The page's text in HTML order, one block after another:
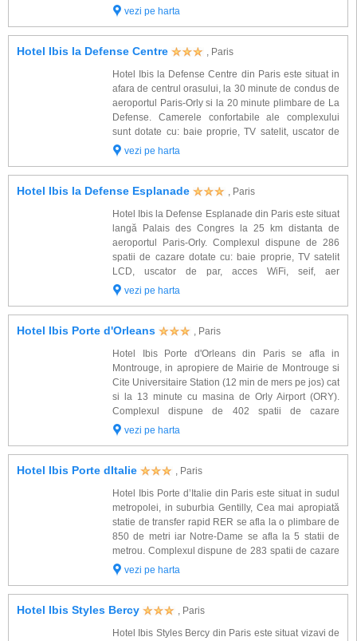
facilitati gasite la hotel Ibis Berthier: restaurant, bar,
vezi pe harta
Hotel Ibis la Defense Centre
, Paris
Hotel Ibis la Defense Centre din Paris este situat in
afara de centrul orasului, la 30 minute de condus de
aeroportul Paris-Orly si la 20 minute plimbare de La
Defense. Camerele confortabile ale complexului
sunt dotate cu: baie proprie, TV satelit, uscator de
par, telefon. Alte facilitati oferite la hotel Ibis la
vezi pe harta
Hotel Ibis la Defense Esplanade
, Paris
Hotel Ibis la Defense Esplanade din Paris este situat
langă Palais des Congres la 25 km distanta de
aeroportul Paris-Orly. Complexul dispune de 286
spatii de cazare dotate cu: baie proprie, TV satelit
LCD, uscator de par, acces WiFi, seif, aer
conditionat, telefon. Alte facilitati oferite la hotel Ibis
vezi pe harta
Hotel Ibis Porte d'Orleans
, Paris
Hotel Ibis Porte d'Orleans din Paris se afla in
Montrouge, in apropiere de Mairie de Montrouge si
Cite Universitaire Station (12 min de mers pe jos) cat
si la 13 minute cu masina de Orly Airport (ORY).
Complexul dispune de 402 spatii de cazare
amenajate modern si dotate cu: baie proprie, TV
vezi pe harta
Hotel Ibis Porte dItalie
, Paris
Hotel Ibis Porte d’Italie din Paris este situat in sudul
metropolei, in suburbia Gentilly, Cea mai apropiată
statie de transfer rapid RER se afla la o plimbare de
850 de metri iar Notre-Dame se afla la 5 statii de
metrou. Complexul dispune de 283 spatii de cazare
amenajate modern si dotate cu: baie proprie, TV
vezi pe harta
Hotel Ibis Styles Bercy
, Paris
Hotel Ibis Styles Bercy din Paris este situat vizavi de